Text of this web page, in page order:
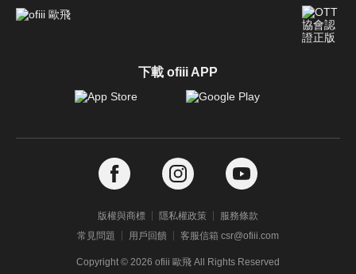
下載 ofiii APP
版權與商標 隱私權政策
服務條款
常見問題
用戶回饋 客服信箱 csr@ofiii.com
Copyright © 2026 ofiii 歐飛 All Rights Reserved